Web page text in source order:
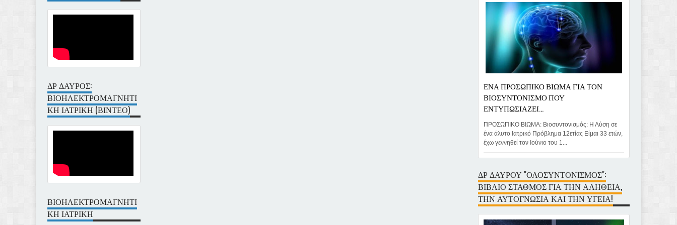
ΔΡ ΔΑΥΡΟΣ:
ΒΙΟΗΛΕΚΤΡΟΜΑΓΝΗΤΙ
ΚΗ ΙΑΤΡΙΚΗ (ΒΙΝΤΕΟ)
ΒΙΟΗΛΕΚΤΡΟΜΑΓΝΗΤΙ
ΚΗ ΙΑΤΡΙΚΗ
ΕΝΑ ΠΡΟΣΩΠΙΚΟ ΒΙΩΜΑ ΓΙΑ ΤΟΝ
ΒΙΟΣΥΝΤΟΝΙΣΜΟ ΠΟΥ
ΕΝΤΥΠΩΣΙΑΖΕΙ...
ΠΡΟΣΩΠΙΚΟ ΒΙΩΜΑ: Βιοσυντονισμός: Η Λύση σε
ένα άλυτο Ιατρικό Πρόβλημα 12ετίας Είμαι 33 ετών,
έχω γεννηθεί τον Ιούνιο του 1...
ΔΡ ΔΑΥΡΟΥ "ΟΛΟΣΥΝΤΟΝΙΣΜΟΣ":
ΒΙΒΛΙΟ ΣΤΑΘΜΟΣ ΓΙΑ ΤΗΝ ΑΛΗΘΕΙΑ,
ΤΗΝ ΑΥΤΟΓΝΩΣΙΑ ΚΑΙ ΤΗΝ ΥΓΕΙΑ!